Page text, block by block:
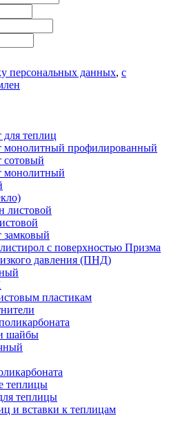
персональных данных, с
теплиц
монолитный профилированный
сотовый
монолитный
листовой
замковый
с поверхностью Призма
давления (ПНД)
пластикам
шайбы
теплицы
теплицы
и вставки к теплицам